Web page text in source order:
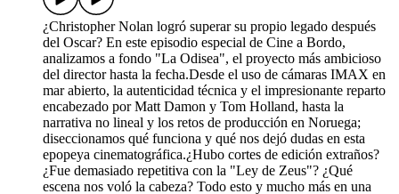
¿Christopher Nolan logró superar su propio legado después
del Oscar? En este episodio especial de Cine a Bordo,
analizamos a fondo "La Odisea", el proyecto más ambicioso
del director hasta la fecha.Desde el uso de cámaras IMAX en
mar abierto, la autenticidad técnica y el impresionante reparto
encabezado por Matt Damon y Tom Holland, hasta la
narrativa no lineal y los retos de producción en Noruega;
diseccionamos qué funciona y qué nos dejó dudas en esta
epopeya cinematográfica.¿Hubo cortes de edición extraños?
¿Fue demasiado repetitiva con la "Ley de Zeus"? ¿Qué
escena nos voló la cabeza? Todo esto y mucho más en una